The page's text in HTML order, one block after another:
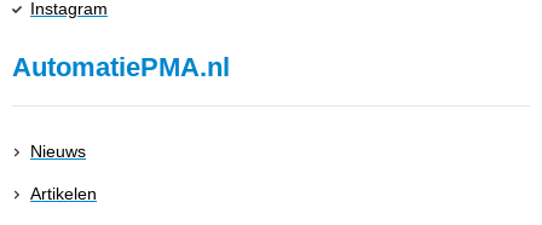
Instagram
AutomatiePMA.nl
Nieuws
Artikelen